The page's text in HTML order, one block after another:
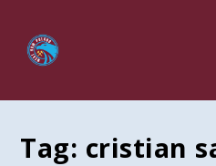
Tag: cristian